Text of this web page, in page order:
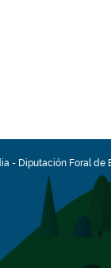
- Diputación Foral de